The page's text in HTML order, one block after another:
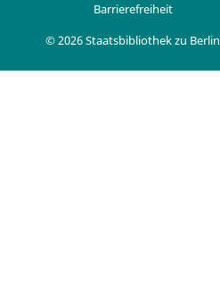
Barrierefreiheit
© 2026 Staatsbibliothek zu Berlin